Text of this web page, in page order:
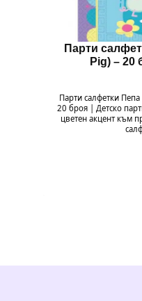
Парти
Pig) – 20
Парти салфетки
20 броя | Детско
цветен акцент към